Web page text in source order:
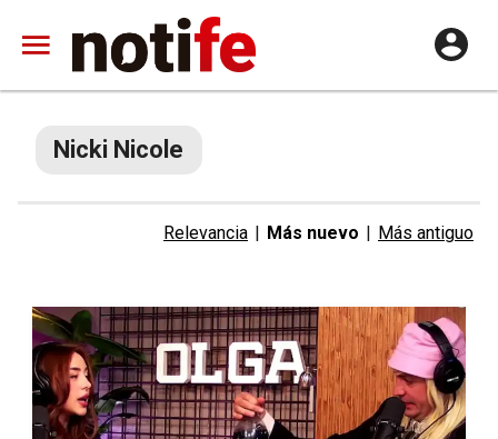
Nicki Nicole
Relevancia | Más nuevo | Más antiguo